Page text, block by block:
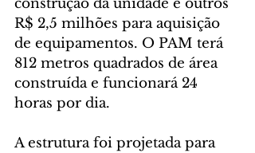
construção da unidade e outros
R$ 2,5 milhões para aquisição
de equipamentos. O PAM terá
812 metros quadrados de área
construída e funcionará 24
horas por dia.
A estrutura foi projetada para